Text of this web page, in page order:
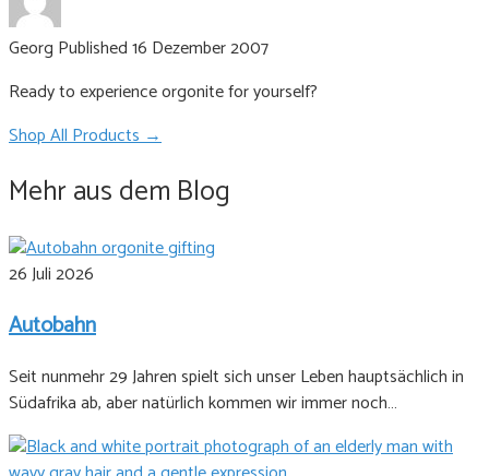
Georg Published 16 Dezember 2007
Ready to experience orgonite for yourself?
Shop All Products →
Mehr aus dem Blog
26 Juli 2026
Autobahn
Seit nunmehr 29 Jahren spielt sich unser Leben hauptsächlich in
Südafrika ab, aber natürlich kommen wir immer noch…